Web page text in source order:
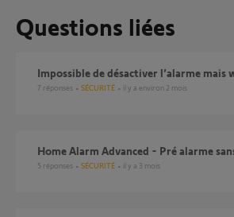
Questions liées
Impossible de désactiver l’alarme
7 réponses SÉCURITÉ il y a environ 2 mois
Home Alarm Advanced - Pré alarme
5 réponses SÉCURITÉ il y a 3 mois